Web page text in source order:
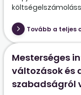
Tovább a teljes
Mesterséges
változások és
szabadságról